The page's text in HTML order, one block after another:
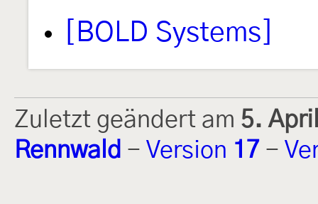
[BOLD Systems]
Zuletzt geändert am 5.
Rennwald - Version 17 -